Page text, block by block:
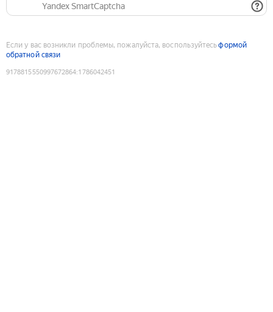
Yandex SmartCaptcha
Если у вас возникли проблемы, пожалуйста, воспользуйтесьформой
обратной связи
9178815550997672864:1786042451